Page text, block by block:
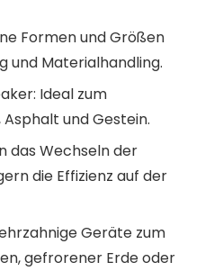
Formen und Größen
und Materialhandling.
Ideal zum
und Gestein.
das Wechseln der
die Effizienz auf der
Geräte zum
gefrorener Erde oder